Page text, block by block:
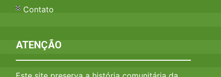
Contato
ATENÇÃO